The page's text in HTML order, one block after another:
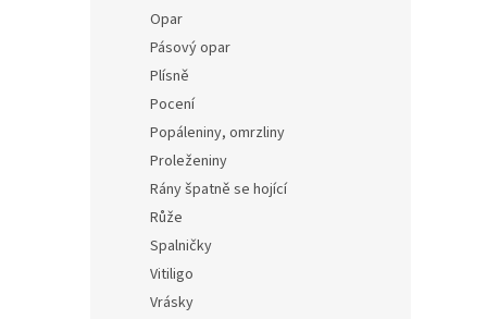
Opar
Pásový opar
Plísně
Pocení
Popáleniny, omrzliny
Proleženiny
Rány špatně se hojící
Růže
Spalničky
Vitiligo
Vrásky